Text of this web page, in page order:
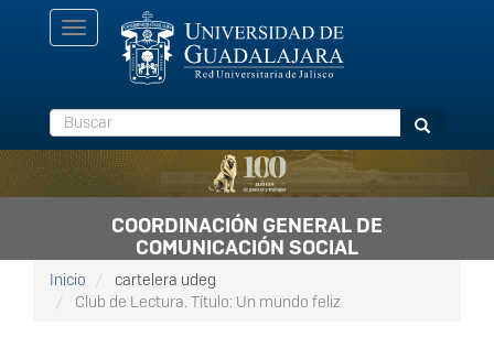
Toggle
navigation
Buscar Buscar
COORDINACIÓN GENERAL DE
COMUNICACIÓN SOCIAL
Inicio
cartelera udeg
Club de Lectura. Título: Un mundo feliz